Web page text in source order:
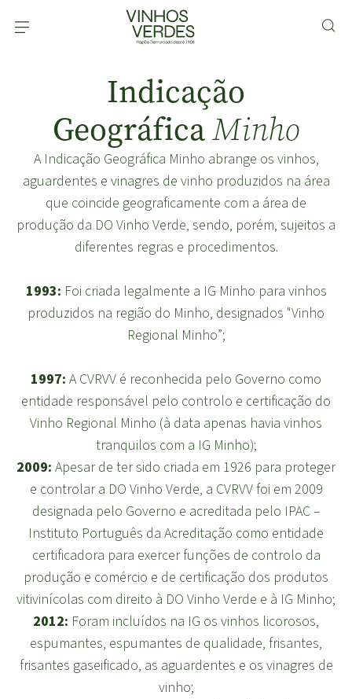
Indicação
GeográficaMinho
A Indicação Geográfica Minho abrange os vinhos,
aguardentes e vinagres de vinho produzidos na área
que coincide geograficamente com a área de
produção da DO Vinho Verde, sendo, porém, sujeitos a
diferentes regras e procedimentos.
1993: Foi criada legalmente a IG Minho para vinhos
produzidos na região do Minho, designados "Vinho
Regional Minho”;
1997: A CVRVV é reconhecida pelo Governo como
entidade responsável pelo controlo e certificação do
Vinho Regional Minho (à data apenas havia vinhos
tranquilos com a IG Minho);
2009: ⁠Apesar de ter sido criada em 1926 para proteger
e controlar a DO Vinho Verde, a CVRVV foi em 2009
designada pelo Governo e acreditada pelo IPAC –
Instituto Português da Acreditação como entidade
certificadora para exercer funções de controlo da
produção e comércio e de certificação dos produtos
vitivinícolas com direito à DO Vinho Verde e à IG Minho;
2012: Foram incluídos na IG os vinhos licorosos,
espumantes, espumantes de qualidade, frisantes,
frisantes gaseificado, as aguardentes e os vinagres de
vinho;